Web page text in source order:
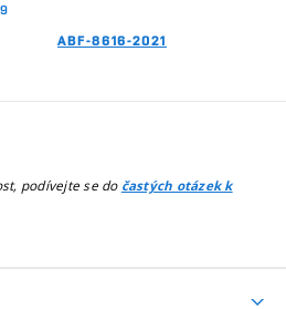
ABF-8616-2021
podívejte se do častých otázek k